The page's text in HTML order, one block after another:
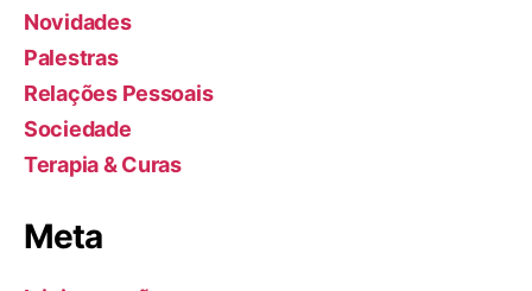
Novidades
Palestras
Relações Pessoais
Sociedade
Terapia & Curas
Meta